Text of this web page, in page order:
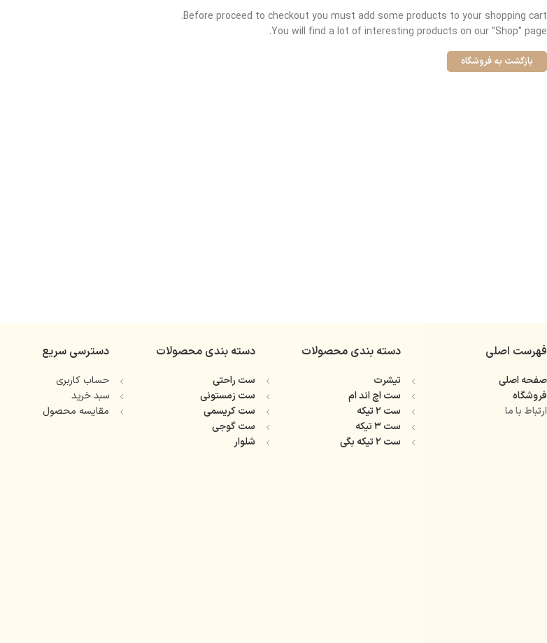
Before proceed to checkout you must add some products to your shopping cart.
You will find a lot of interesting products on our "Shop" page.
بازگشت به فروشگاه
فهرست اصلی
صفحه اصلی
فروشگاه
ارتباط با ما
دسته بندی محصولات
تیشرت
ست اچ اند ام
ست ۲ تیکه
ست ۳ تیکه
ست ۲ تیکه بگی
دسته بندی محصولات
ست راحتی
ست زمستونی
ست کریسمی
ست گوجی
شلوار
دسترسی سریع
حساب کاربری
سبد خرید
مقایسه محصول